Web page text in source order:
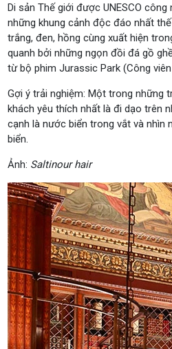
Di sản Thế giới được UNESCO
những khung cảnh độc đáo nhất
trắng, đen, hồng cùng xuất hiện
quanh bởi những ngọn đồi đá gồ
từ bộ phim Jurassic Park (Công
Gợi ý trải nghiệm: Một trong những
khách yêu thích nhất là đi dạo trên
cạnh là nước biển trong vắt và nhìn
biển.
Ảnh: Saltinour hair